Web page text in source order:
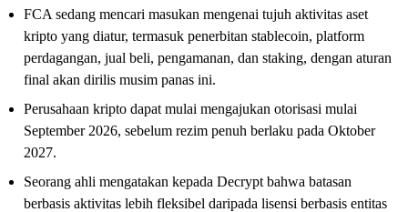
FCA sedang mencari masukan mengenai tujuh aktivitas aset
kripto yang diatur, termasuk penerbitan stablecoin, platform
perdagangan, jual beli, pengamanan, dan staking, dengan aturan
final akan dirilis musim panas ini.
Perusahaan kripto dapat mulai mengajukan otorisasi mulai
September 2026, sebelum rezim penuh berlaku pada Oktober
2027.
Seorang ahli mengatakan kepada Decrypt bahwa batasan
berbasis aktivitas lebih fleksibel daripada lisensi berbasis entitas